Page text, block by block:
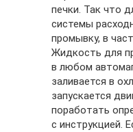
печки. Так что
системы
промывку, в
Жидкость для
в любом
заливается в
запускается
поработать
с инструкцией.